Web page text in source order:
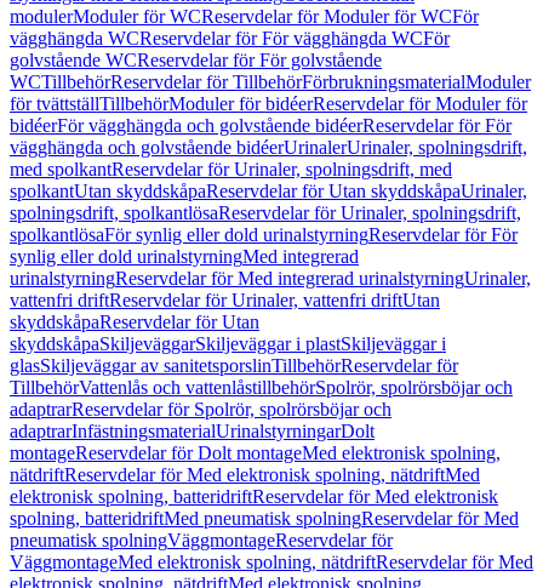
modulerModuler för WCReservdelar för Moduler för WCFör
vägghängda WCReservdelar för För vägghängda WCFör
golvstående WCReservdelar för För golvstående
WCTillbehörReservdelar för TillbehörFörbrukningsmaterialModuler
för tvättställTillbehörModuler för bidéerReservdelar för Moduler för
bidéerFör vägghängda och golvstående bidéerReservdelar för För
vägghängda och golvstående bidéerUrinalerUrinaler, spolningsdrift,
med spolkantReservdelar för Urinaler, spolningsdrift, med
spolkantUtan skyddskåpaReservdelar för Utan skyddskåpaUrinaler,
spolningsdrift, spolkantlösaReservdelar för Urinaler, spolningsdrift,
spolkantlösaFör synlig eller dold urinalstyrningReservdelar för För
synlig eller dold urinalstyrningMed integrerad
urinalstyrningReservdelar för Med integrerad urinalstyrningUrinaler,
vattenfri driftReservdelar för Urinaler, vattenfri driftUtan
skyddskåpaReservdelar för Utan
skyddskåpaSkiljeväggarSkiljeväggar i plastSkiljeväggar i
glasSkiljeväggar av sanitetsporslinTillbehörReservdelar för
TillbehörVattenlås och vattenlåstillbehörSpolrör, spolrörsböjar och
adaptrarReservdelar för Spolrör, spolrörsböjar och
adaptrarInfästningsmaterialUrinalstyrningarDolt
montageReservdelar för Dolt montageMed elektronisk spolning,
nätdriftReservdelar för Med elektronisk spolning, nätdriftMed
elektronisk spolning, batteridriftReservdelar för Med elektronisk
spolning, batteridriftMed pneumatisk spolningReservdelar för Med
pneumatisk spolningVäggmontageReservdelar för
VäggmontageMed elektronisk spolning, nätdriftReservdelar för Med
elektronisk spolning, nätdriftMed elektronisk spolning,